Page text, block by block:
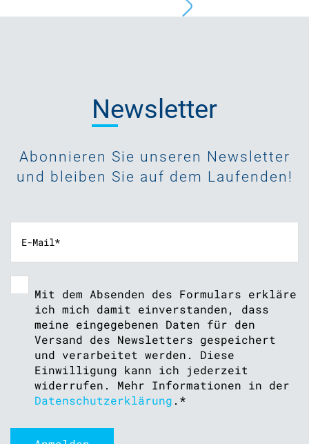
Newsletter
Abonnieren Sie unseren Newsletter
und bleiben Sie auf dem Laufenden!
Mit dem Absenden des Formulars erkläre
ich mich damit einverstanden, dass
meine eingegebenen Daten für den
Versand des Newsletters gespeichert
und verarbeitet werden. Diese
Einwilligung kann ich jederzeit
widerrufen. Mehr Informationen in der
Datenschutzerklärung . *